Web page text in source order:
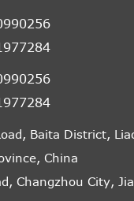
Baita District,
China
Changzhou City,